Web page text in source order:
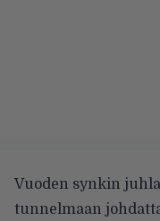
Vuoden synkin
tunnelmaan